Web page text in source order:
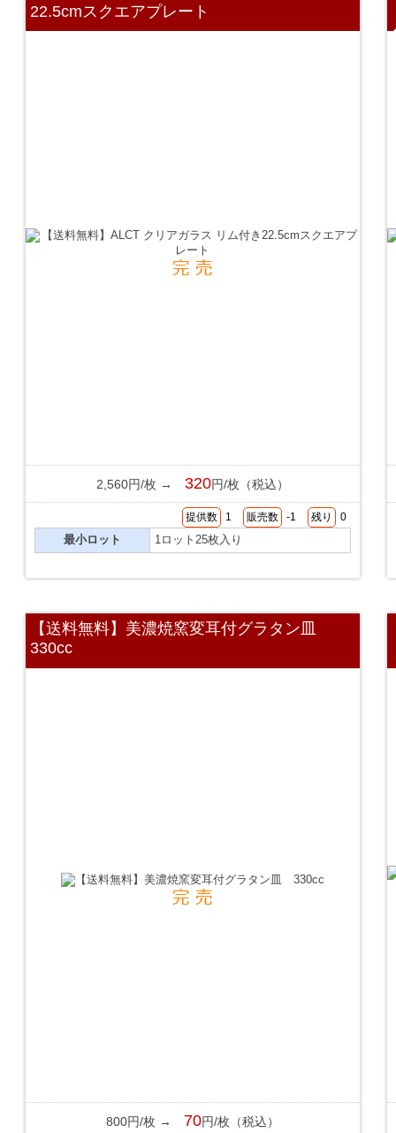
22.5cmスクエアプレート
2,560円/枚 → 320円/枚（税込）
提供数 1 販売数 -1 残り 0
最小ロット 1ロット25枚入り
【送料無料】美濃焼窯変耳付グラタン皿
330cc
800円/枚 → 70円/枚（税込）